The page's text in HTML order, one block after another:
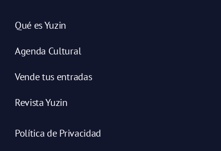
Qué es Yuzin
Agenda Cultural
Vende tus entradas
Revista Yuzin
Política de Privacidad